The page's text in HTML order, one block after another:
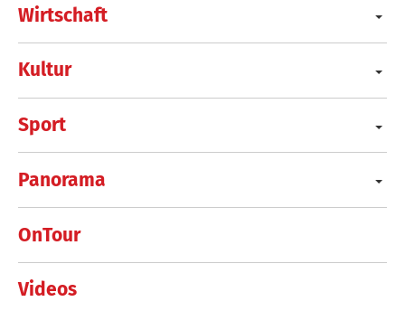
Wirtschaft
Kultur
Sport
Panorama
OnTour
Videos